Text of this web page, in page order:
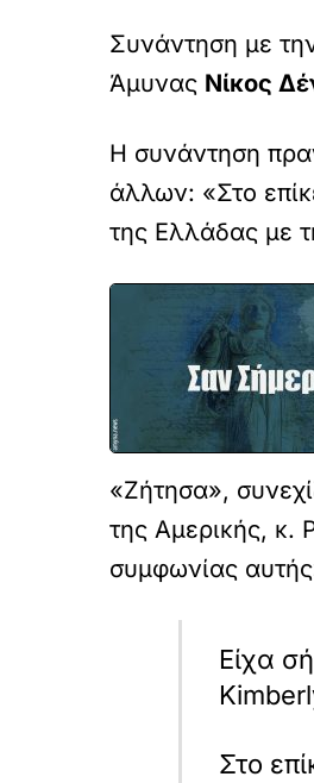
Συνάντηση με
Άμυνας Νίκος
Η συνάντηση
άλλων: «Στο
της Ελλάδας με
«Ζήτησα»,
της Αμερικής, κ.
συμφωνίας
Είχα
Στο